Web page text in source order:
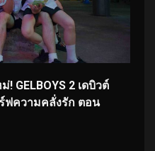
! GELBOYS 2 เดบิวต์
ฟความคลั่งรัก ตอน